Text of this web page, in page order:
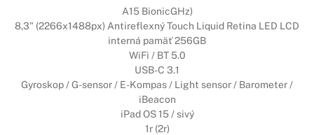
A15 BionicGHz)
8,3" (2266x1488px) Antireflexný Touch Liquid Retina LED LCD
interná pamäť 256GB
WiFi / BT 5.0
USB-C 3.1
Gyroskop / G-sensor / E-Kompas / Light sensor / Barometer /
iBeacon
iPad OS 15 / sivý
1r (2r)